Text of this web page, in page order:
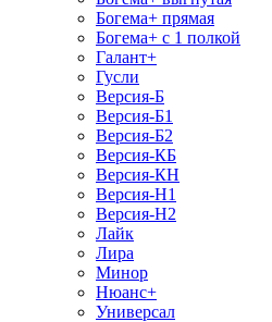
Богема+ прямая
Богема+ с 1 полкой
Галант+
Гусли
Версия-Б
Версия-Б1
Версия-Б2
Версия-КБ
Версия-КН
Версия-Н1
Версия-Н2
Лайк
Лира
Минор
Нюанс+
Универсал